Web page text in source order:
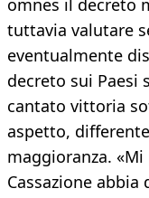
omnes il decreto
tuttavia valutare
eventualmente
decreto sui Paesi
cantato vittoria
aspetto,
maggioranza.
Cassazione